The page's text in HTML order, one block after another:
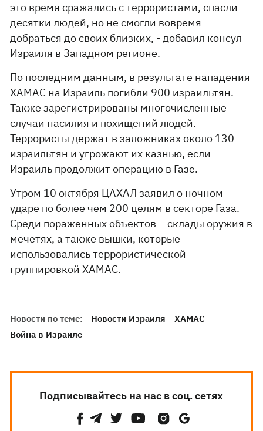
это время сражались с террористами, спасли
десятки людей, но не смогли вовремя
добраться до своих близких, - добавил консул
Израиля в Западном регионе.
По последним данным, в результате нападения
ХАМАС на Израиль погибли 900 израильтян.
Также зарегистрированы многочисленные
случаи насилия и похищений людей.
Террористы держат в заложниках около 130
израильтян и угрожают их казнью, если
Израиль продолжит операцию в Газе.
Утром 10 октября ЦАХАЛ заявил о ночном
ударе по более чем 200 целям в секторе Газа.
Среди пораженных объектов – склады оружия в
мечетях, а также вышки, которые
использовались террористической
группировкой ХАМАС.
Новости по теме: Новости Израиля
ХАМАС
Война в Израиле
Подписывайтесь на нас в соц. сетях